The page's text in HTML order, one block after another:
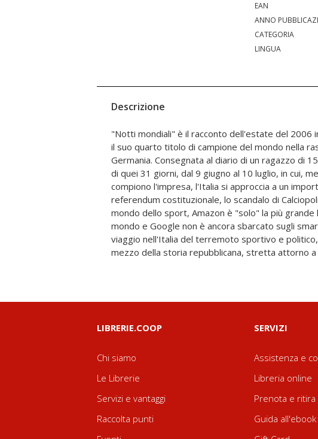
EAN
ANNO
CATEGORIA
LINGUA
Descrizione
"Notti mondiali" è il racconto dell'estate del 2006
il suo quarto titolo di campione del mondo nella
Germania. Consegnata al diario di un ragazzo di
di quei 31 giorni, dal 9 giugno al 10 luglio, in cui,
compiono l'impresa, l'Italia si approccia a un
referendum costituzionale, lo scandalo di
mondo dello sport, Amazon è "solo" la più grande
mondo e Google non è ancora sbarcato sugli
viaggio nell'Italia del terremoto sportivo e
mezzo della storia repubblicana, stretta attorno
inaspettati e al loro scontroso condottiero:
compagni non sono tra i favoriti per il titolo,
suonano gli ultimi grandi "concerti" insieme,
extraterrestri si avvia al suo grande fallimento.
storia di calcio, di politica o di società in movimento.
anche (e soprattutto) una storia di formazione e di
vita attraverso gli occhi del protagonista, un
tanti che vive un'estate indimenticabile. Il modesto
LIBRERIE.COOP
Chi siamo
Le Librerie
Servizi e vantaggi
Raccolta punti
SERVIZI
Assistenza e
Libreria online
Prenota e ritira
Guida all'ebook